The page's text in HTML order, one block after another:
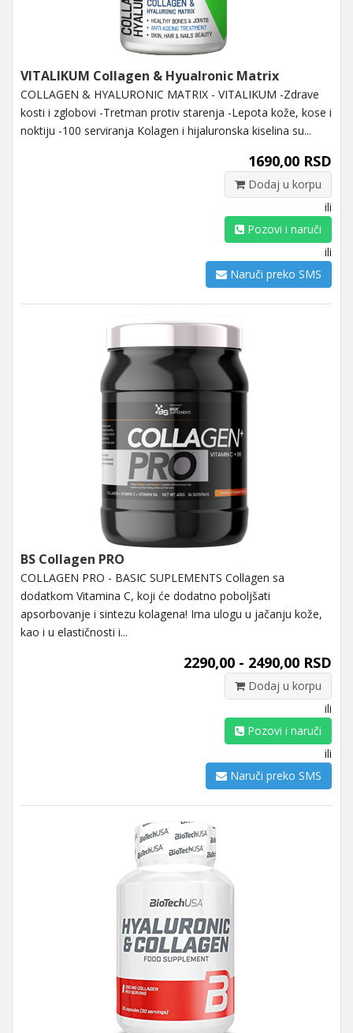
VITALIKUM Collagen & Hyualronic Matrix
COLLAGEN & HYALURONIC MATRIX - VITALIKUM -Zdrave
kosti i zglobovi -Tretman protiv starenja -Lepota kože, kose i
noktiju -100 serviranja Kolagen i hijaluronska kiselina su...
1690,00 RSD
Dodaj u korpu
ili
Pozovi i naruči
ili
Naruči preko SMS
BS Collagen PRO
COLLAGEN PRO - BASIC SUPLEMENTS Collagen sa
dodatkom Vitamina C, koji će dodatno poboljšati
apsorbovanje i sintezu kolagena! Ima ulogu u jačanju kože,
kao i u elastičnosti i...
2290,00 - 2490,00 RSD
Dodaj u korpu
ili
Pozovi i naruči
ili
Naruči preko SMS